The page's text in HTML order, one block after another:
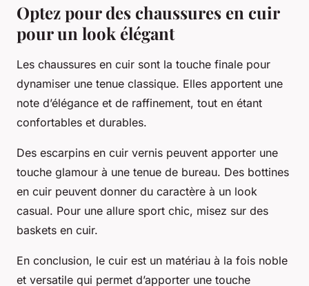
Optez pour des chaussures en cuir
pour un look élégant
Les chaussures en cuir sont la touche finale pour
dynamiser une tenue classique. Elles apportent une
note d’élégance et de raffinement, tout en étant
confortables et durables.
Des escarpins en cuir vernis peuvent apporter une
touche glamour à une tenue de bureau. Des bottines
en cuir peuvent donner du caractère à un look
casual. Pour une allure sport chic, misez sur des
baskets en cuir.
En conclusion, le cuir est un matériau à la fois noble
et versatile qui permet d’apporter une touche